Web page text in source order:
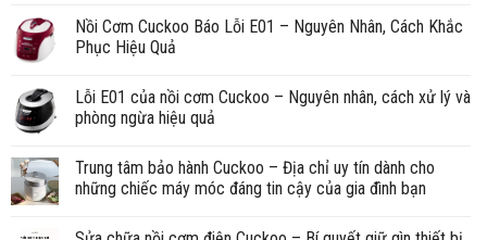
Nồi Cơm Cuckoo Báo Lỗi E01 – Nguyên Nhân, Cách Khắc
Phục Hiệu Quả
Lỗi E01 của nồi cơm Cuckoo – Nguyên nhân, cách xử lý và
phòng ngừa hiệu quả
Trung tâm bảo hành Cuckoo – Địa chỉ uy tín dành cho
những chiếc máy móc đáng tin cậy của gia đình bạn